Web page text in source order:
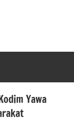
Yawa